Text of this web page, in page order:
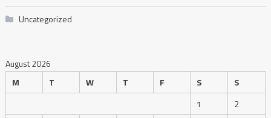
Uncategorized
August 2026
M
T W T F S
S
1
2